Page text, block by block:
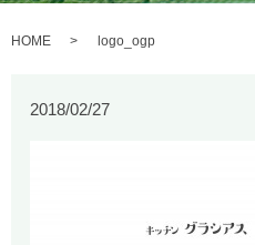
HOME logo_ogp
2018/02/27